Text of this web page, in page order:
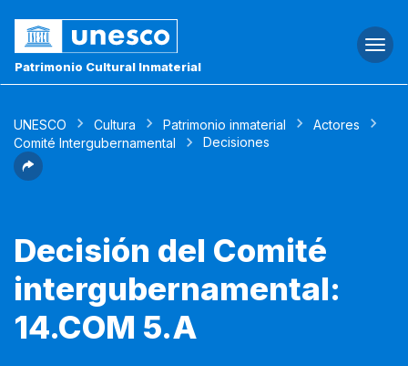
Patrimonio Cultural Inmaterial
UNESCO Cultura Patrimonio inmaterial
Actores
Comité Intergubernamental
Decisiones
Decisión del Comité
intergubernamental:
14.COM 5.A